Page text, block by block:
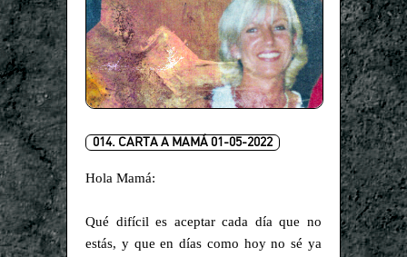
014. CARTA A MAMÁ 01-05-2022
Hola Mamá:
Qué difícil es aceptar cada día que no
estás, y que en días como hoy no sé ya